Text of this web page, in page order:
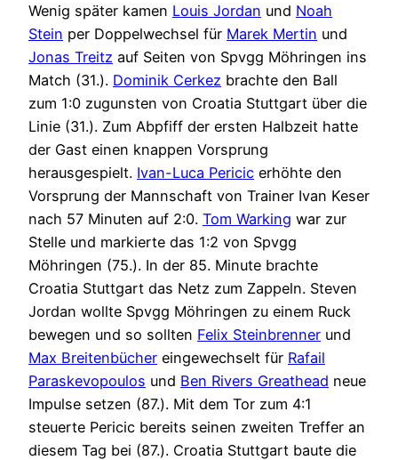
Wenig später kamen Louis Jordan und Noah
Stein per Doppelwechsel für Marek Mertin und
Jonas Treitz auf Seiten von Spvgg Möhringen ins
Match (31.). Dominik Cerkez brachte den Ball
zum 1:0 zugunsten von Croatia Stuttgart über die
Linie (31.). Zum Abpfiff der ersten Halbzeit hatte
der Gast einen knappen Vorsprung
herausgespielt. Ivan-Luca Pericic erhöhte den
Vorsprung der Mannschaft von Trainer Ivan Keser
nach 57 Minuten auf 2:0. Tom Warking war zur
Stelle und markierte das 1:2 von Spvgg
Möhringen (75.). In der 85. Minute brachte
Croatia Stuttgart das Netz zum Zappeln. Steven
Jordan wollte Spvgg Möhringen zu einem Ruck
bewegen und so sollten Felix Steinbrenner und
Max Breitenbücher eingewechselt für Rafail
Paraskevopoulos und Ben Rivers Greathead neue
Impulse setzen (87.). Mit dem Tor zum 4:1
steuerte Pericic bereits seinen zweiten Treffer an
diesem Tag bei (87.). Croatia Stuttgart baute die